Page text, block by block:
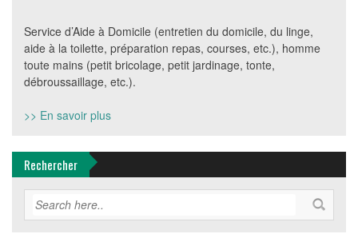
Service d’Aide à Domicile (entretien du domicile, du linge,
aide à la toilette, préparation repas, courses, etc.), homme
toute mains (petit bricolage, petit jardinage, tonte,
débroussaillage, etc.).
>> En savoir plus
Rechercher